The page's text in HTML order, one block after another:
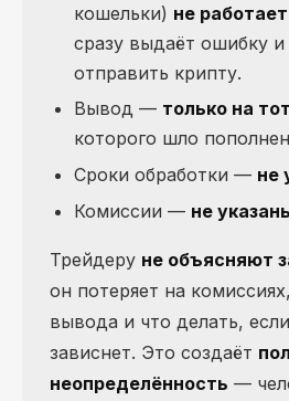
кошельки) не работает
сразу выдаёт ошибку и
отправить крипту.
Вывод — только на
которого шло
Сроки обработки — не
Комиссии — не
Трейдеру не объясняют
он потеряет на
вывода и что делать,
зависнет. Это создаёт
неопределённость —